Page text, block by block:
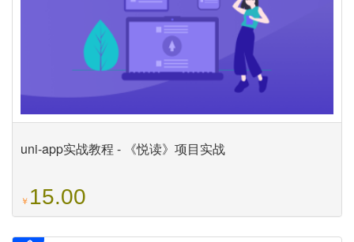
uni-app实战教程 - 《悦读》项目实战
￥ 15.00